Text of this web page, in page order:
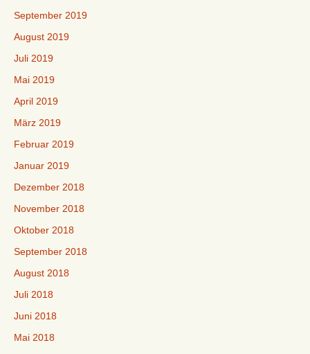
September 2019
August 2019
Juli 2019
Mai 2019
April 2019
März 2019
Februar 2019
Januar 2019
Dezember 2018
November 2018
Oktober 2018
September 2018
August 2018
Juli 2018
Juni 2018
Mai 2018